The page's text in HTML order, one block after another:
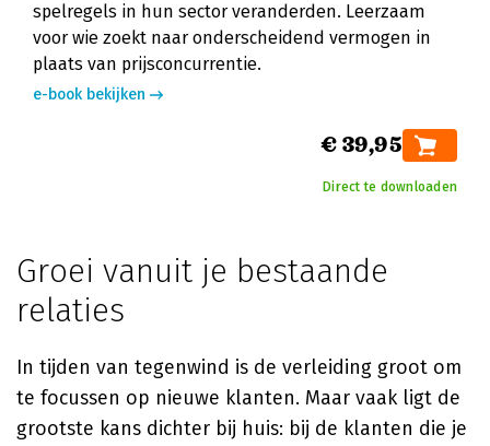
spelregels in hun sector veranderden. Leerzaam
voor wie zoekt naar onderscheidend vermogen in
plaats van prijsconcurrentie.
e-book bekijken
€ 39,95
Direct te downloaden
Groei vanuit je bestaande
relaties
In tijden van tegenwind is de verleiding groot om
te focussen op nieuwe klanten. Maar vaak ligt de
grootste kans dichter bij huis: bij de klanten die je